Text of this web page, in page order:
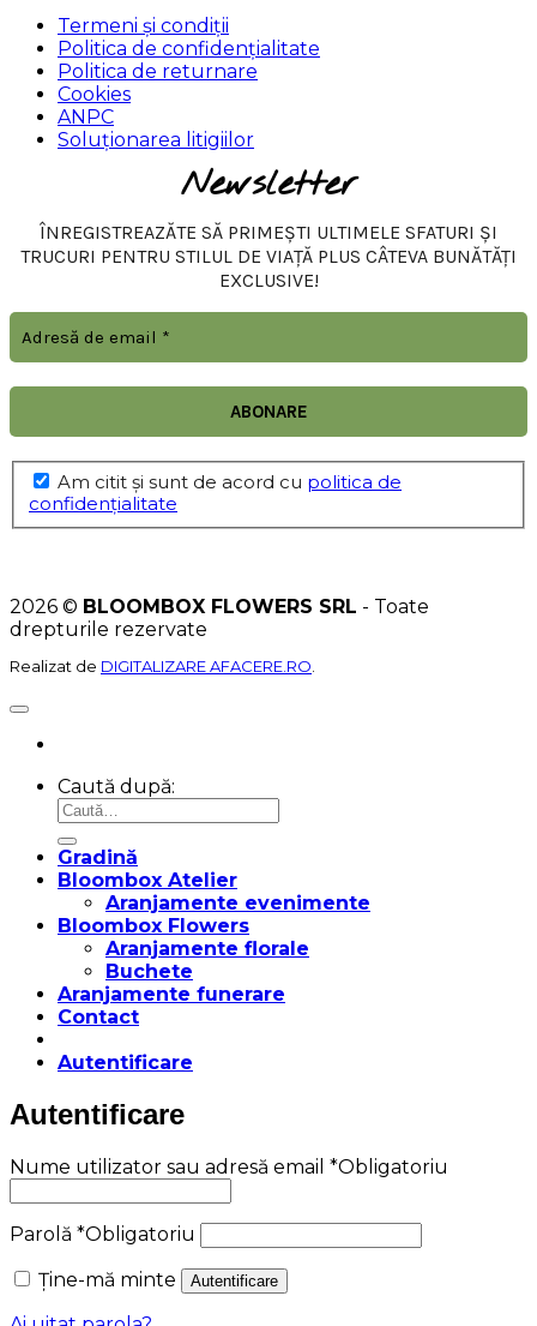
Termeni și condiții
Politica de confidențialitate
Politica de returnare
Cookies
ANPC
Soluționarea litigiilor
Newsletter
ÎNREGISTREAZĂTE SĂ PRIMEȘTI ULTIMELE SFATURI ȘI
TRUCURI PENTRU STILUL DE VIAȚĂ PLUS CÂTEVA BUNĂTĂȚI
EXCLUSIVE!
Am citit şi sunt de acord cu politica de
confidențialitate
2026 © BLOOMBOX FLOWERS SRL - Toate
drepturile rezervate
Realizat de DIGITALIZARE AFACERE.RO.
Caută după:
Gradină
Bloombox Atelier
Aranjamente evenimente
Bloombox Flowers
Aranjamente florale
Buchete
Aranjamente funerare
Contact
Autentificare
Autentificare
Nume utilizator sau adresă email *Obligatoriu
Parolă *Obligatoriu
Ține-mă minte
Autentificare